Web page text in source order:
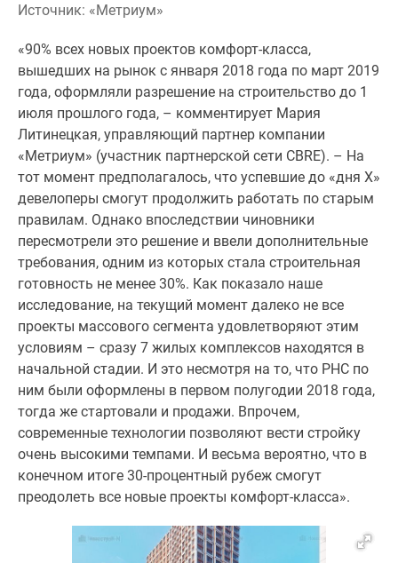
Бизнес-
Коттеджи
Скидки
акции
Макс
Источник: «Метриум»
«90% всех новых проектов комфорт-класса,
вышедших на рынок с января 2018 года по март 2019
года, оформляли разрешение на строительство до 1
июля прошлого года, – комментирует Мария
Литинецкая, управляющий партнер компании
«Метриум» (участник партнерской сети CBRE). – На
тот момент предполагалось, что успевшие до «дня Х»
девелоперы смогут продолжить работать по старым
правилам. Однако впоследствии чиновники
пересмотрели это решение и ввели дополнительные
требования, одним из которых стала строительная
готовность не менее 30%. Как показало наше
исследование, на текущий момент далеко не все
проекты массового сегмента удовлетворяют этим
условиям – сразу 7 жилых комплексов находятся в
начальной стадии. И это несмотря на то, что РНС по
ним были оформлены в первом полугодии 2018 года,
тогда же стартовали и продажи. Впрочем,
современные технологии позволяют вести стройку
очень высокими темпами. И весьма вероятно, что в
конечном итоге 30-процентный рубеж смогут
преодолеть все новые проекты комфорт-класса».